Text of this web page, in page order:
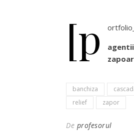
[p
banchiza
relief
zapor
De profesorul